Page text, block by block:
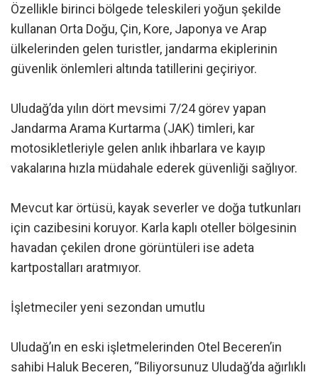
Özellikle birinci bölgede teleskileri yoğun şekilde
kullanan Orta Doğu, Çin, Kore, Japonya ve Arap
ülkelerinden gelen turistler, jandarma ekiplerinin
güvenlik önlemleri altında tatillerini geçiriyor.
Uludağ’da yılın dört mevsimi 7/24 görev yapan
Jandarma Arama Kurtarma (JAK) timleri, kar
motosikletleriyle gelen anlık ihbarlara ve kayıp
vakalarına hızla müdahale ederek güvenliği sağlıyor.
Mevcut kar örtüsü, kayak severler ve doğa tutkunları
için cazibesini koruyor. Karla kaplı oteller bölgesinin
havadan çekilen drone görüntüleri ise adeta
kartpostalları aratmıyor.
İşletmeciler yeni sezondan umutlu
Uludağ’ın en eski işletmelerinden Otel Beceren’in
sahibi Haluk Beceren, “Biliyorsunuz Uludağ’da ağırlıklı